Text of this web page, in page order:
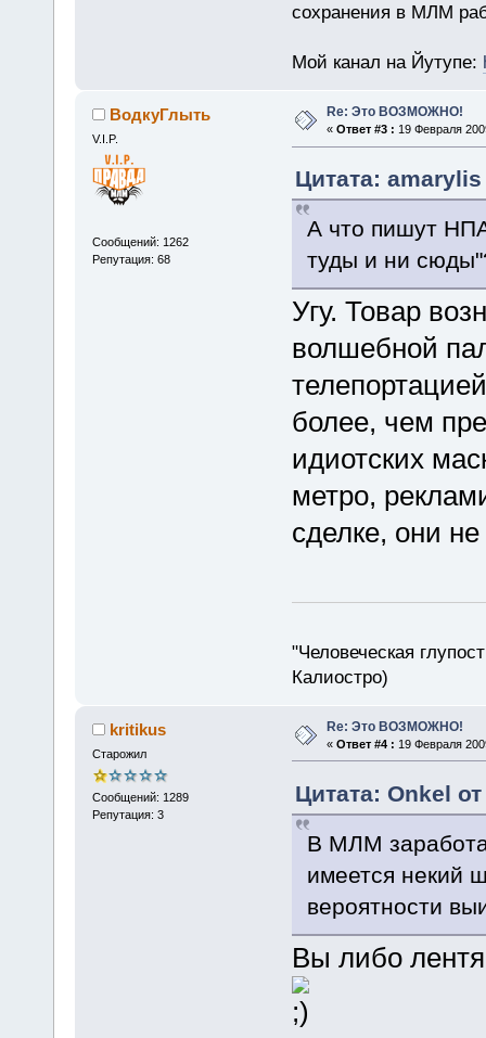
сохранения в МЛМ
Мой канал на Йутупе:
ВодкуГлыть
V.I.P.
Сообщений: 1262
Репутация: 68
Re: Это ВОЗМОЖНО!
« Ответ #3 : 19 Февраля
Цитата:
А что пишут
туды и ни
Угу. Товар
волшебной
более, чем
идиотских
метро,
сделке, они
"Человеческая
Калиостро)
kritikus
Старожил
Сообщений: 1289
Репутация: 3
Re: Это ВОЗМОЖНО!
« Ответ #4 : 19 Февраля
Цитата: Onkel
В МЛМ
имеется некий
вероятности
Вы либо